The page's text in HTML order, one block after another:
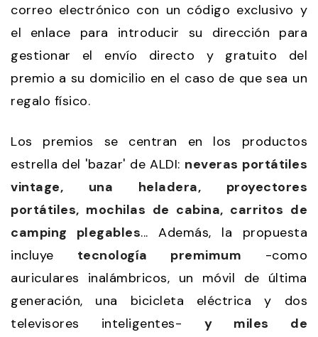
correo electrónico con un código exclusivo y
el enlace para introducir su dirección para
gestionar el envío directo y gratuito del
premio a su domicilio en el caso de que sea un
regalo físico.
Los premios se centran en los productos
estrella del 'bazar' de ALDI: neveras portátiles
vintage, una heladera, proyectores
portátiles, mochilas de cabina, carritos de
camping plegables... Además, la propuesta
incluye tecnología premimum -como
auriculares inalámbricos, un móvil de última
generación, una bicicleta eléctrica y dos
televisores inteligentes- y miles de